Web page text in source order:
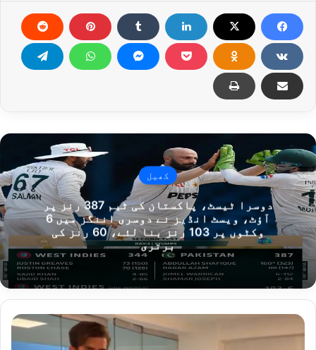
کھیل
دوسرا ٹیسٹ، پاکستان کی ٹیم 387 رنز پر
آؤٹ، ویسٹ انڈیز نے دوسری اننگز میں 6
وکٹوں پر 103 رنز بنا لئے، 60 رنز کی
برتری
آسٹریلوی
ٹیم